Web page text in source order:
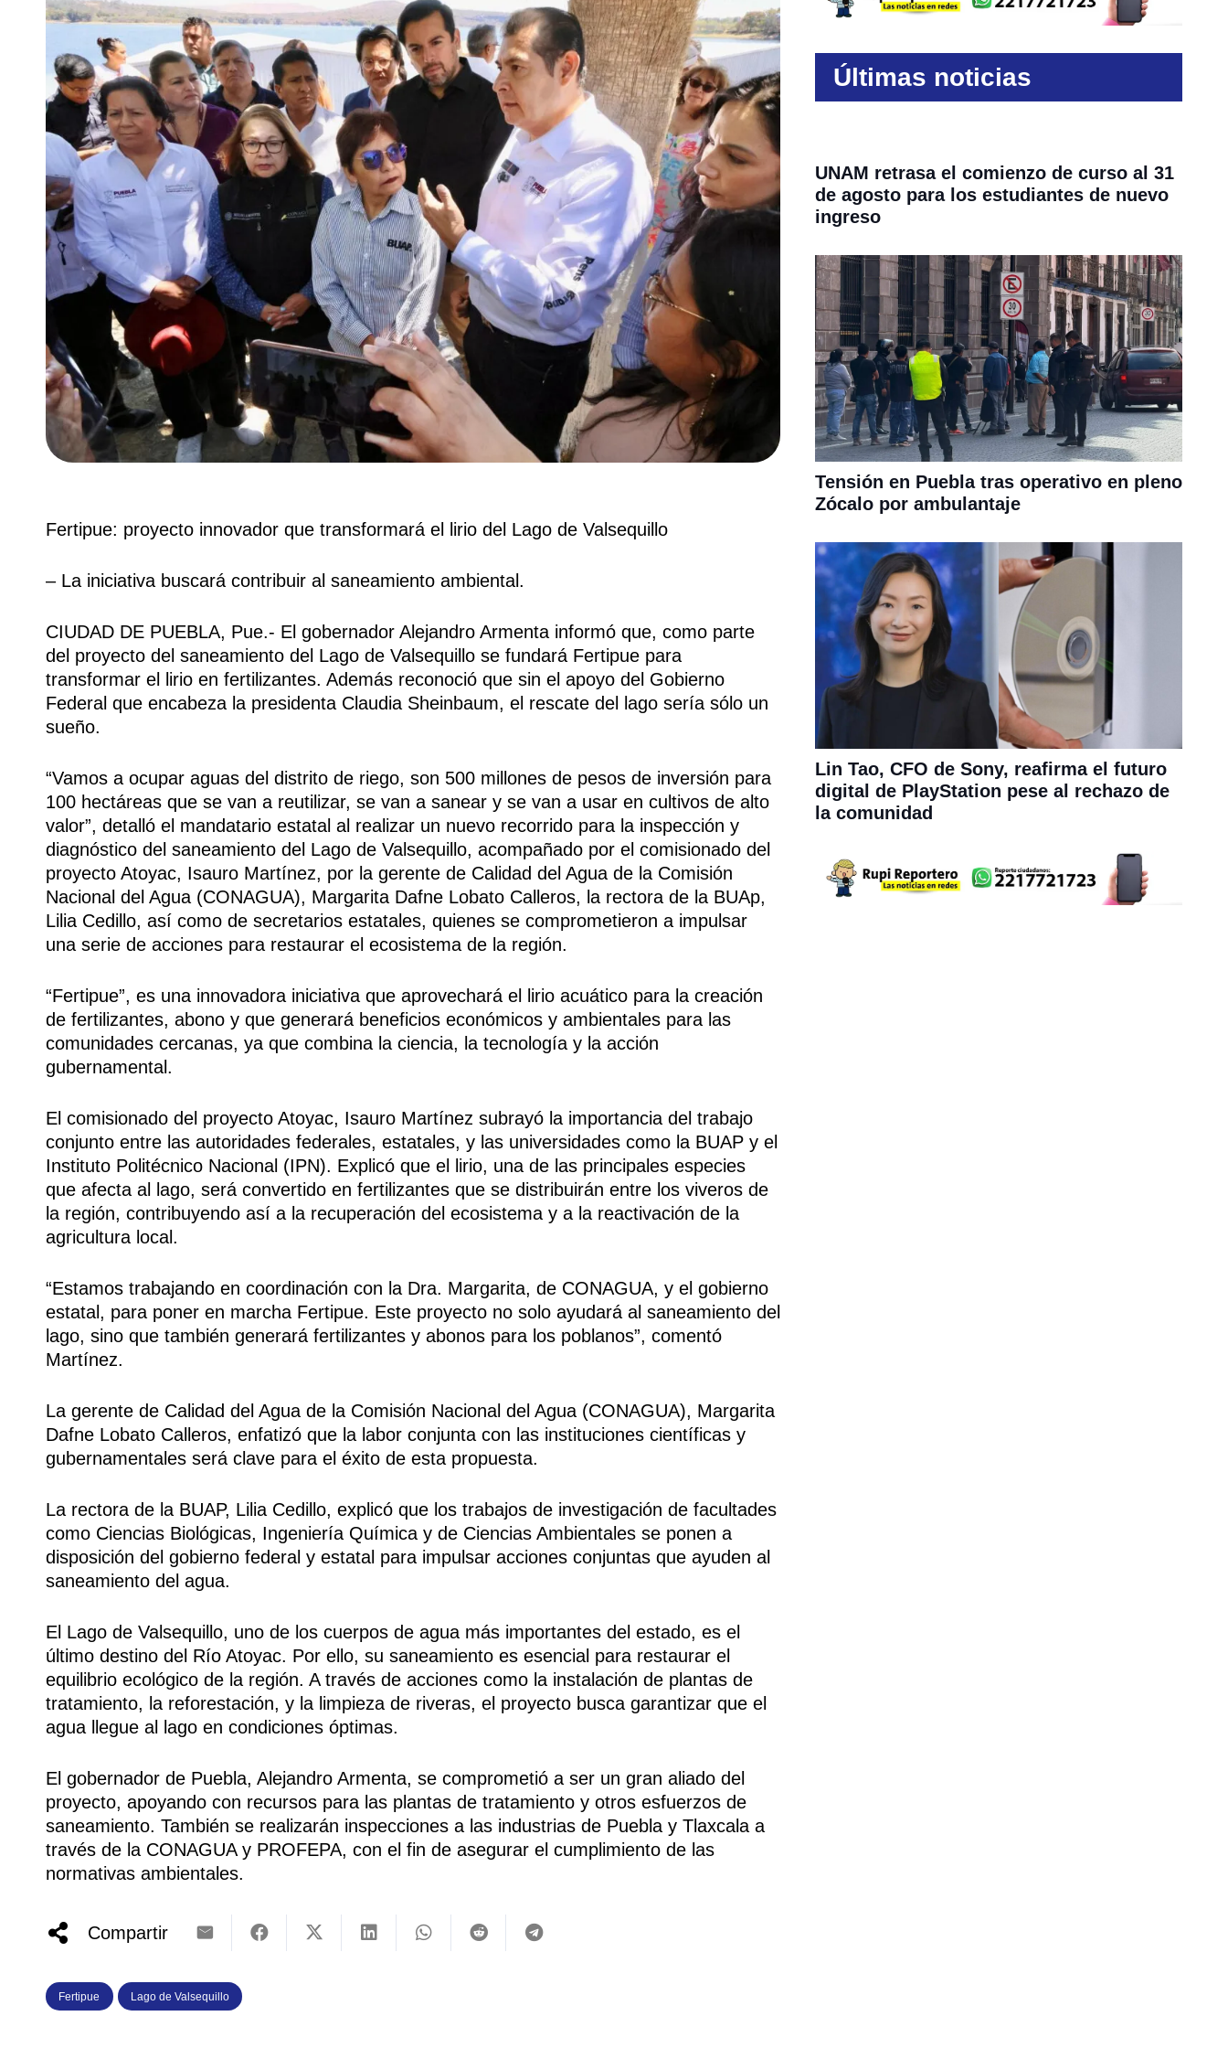
Fertipue: proyecto innovador que transformará el lirio del Lago de Valsequillo
– La iniciativa buscará contribuir al saneamiento ambiental.
CIUDAD DE PUEBLA, Pue.- El gobernador Alejandro Armenta informó que, como parte
del proyecto del saneamiento del Lago de Valsequillo se fundará Fertipue para
transformar el lirio en fertilizantes. Además reconoció que sin el apoyo del Gobierno
Federal que encabeza la presidenta Claudia Sheinbaum, el rescate del lago sería sólo un
sueño.
“Vamos a ocupar aguas del distrito de riego, son 500 millones de pesos de inversión para
100 hectáreas que se van a reutilizar, se van a sanear y se van a usar en cultivos de alto
valor”, detalló el mandatario estatal al realizar un nuevo recorrido para la inspección y
diagnóstico del saneamiento del Lago de Valsequillo, acompañado por el comisionado del
proyecto Atoyac, Isauro Martínez, por la gerente de Calidad del Agua de la Comisión
Nacional del Agua (CONAGUA), Margarita Dafne Lobato Calleros, la rectora de la BUAp,
Lilia Cedillo, así como de secretarios estatales, quienes se comprometieron a impulsar
una serie de acciones para restaurar el ecosistema de la región.
“Fertipue”, es una innovadora iniciativa que aprovechará el lirio acuático para la creación
de fertilizantes, abono y que generará beneficios económicos y ambientales para las
comunidades cercanas, ya que combina la ciencia, la tecnología y la acción
gubernamental.
El comisionado del proyecto Atoyac, Isauro Martínez subrayó la importancia del trabajo
conjunto entre las autoridades federales, estatales, y las universidades como la BUAP y el
Instituto Politécnico Nacional (IPN). Explicó que el lirio, una de las principales especies
que afecta al lago, será convertido en fertilizantes que se distribuirán entre los viveros de
la región, contribuyendo así a la recuperación del ecosistema y a la reactivación de la
agricultura local.
“Estamos trabajando en coordinación con la Dra. Margarita, de CONAGUA, y el gobierno
estatal, para poner en marcha Fertipue. Este proyecto no solo ayudará al saneamiento del
lago, sino que también generará fertilizantes y abonos para los poblanos”, comentó
Martínez.
La gerente de Calidad del Agua de la Comisión Nacional del Agua (CONAGUA), Margarita
Dafne Lobato Calleros, enfatizó que la labor conjunta con las instituciones científicas y
gubernamentales será clave para el éxito de esta propuesta.
La rectora de la BUAP, Lilia Cedillo, explicó que los trabajos de investigación de facultades
como Ciencias Biológicas, Ingeniería Química y de Ciencias Ambientales se ponen a
disposición del gobierno federal y estatal para impulsar acciones conjuntas que ayuden al
saneamiento del agua.
El Lago de Valsequillo, uno de los cuerpos de agua más importantes del estado, es el
último destino del Río Atoyac. Por ello, su saneamiento es esencial para restaurar el
equilibrio ecológico de la región. A través de acciones como la instalación de plantas de
tratamiento, la reforestación, y la limpieza de riveras, el proyecto busca garantizar que el
agua llegue al lago en condiciones óptimas.
El gobernador de Puebla, Alejandro Armenta, se comprometió a ser un gran aliado del
proyecto, apoyando con recursos para las plantas de tratamiento y otros esfuerzos de
saneamiento. También se realizarán inspecciones a las industrias de Puebla y Tlaxcala a
través de la CONAGUA y PROFEPA, con el fin de asegurar el cumplimiento de las
normativas ambientales.
Compartir
Fertipue Lago de Valsequillo
Últimas noticias
UNAM retrasa el comienzo de curso al 31
de agosto para los estudiantes de nuevo
ingreso
Tensión en Puebla tras operativo en pleno
Zócalo por ambulantaje
Lin Tao, CFO de Sony, reafirma el futuro
digital de PlayStation pese al rechazo de
la comunidad